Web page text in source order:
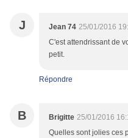
J Jean 74 25/01/2016
C'est attendrissant de
petit.
Répondre
B Brigitte 25/01/2016
Quelles sont jolies ces